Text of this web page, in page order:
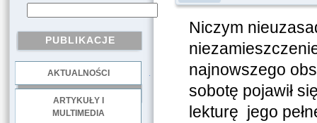
PUBLIKACJE
AKTUALNOŚCI
ARTYKUŁY I
MULTIMEDIA
Niczym
najnowszego
sobotę pojawił
lekturę jego